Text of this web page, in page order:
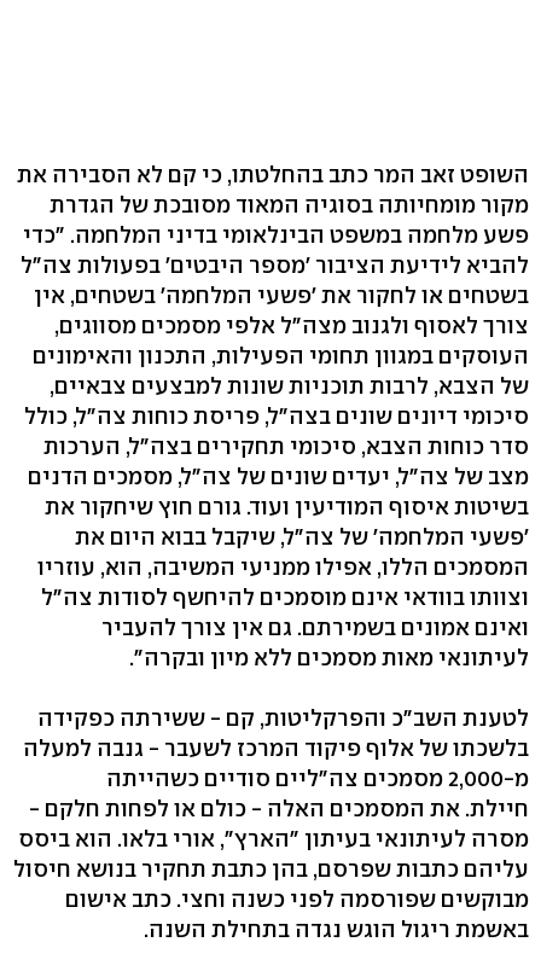
השופט זאב המר כתב בהחלטתו, כי קם לא הסבירה את
מקור מומחיותה בסוגיה המאוד מסובכת של הגדרת
פשע מלחמה במשפט הבינלאומי בדיני המלחמה. "כדי
להביא לידיעת הציבור 'מספר היבטים' בפעולות צה"ל
בשטחים או לחקור את 'פשעי המלחמה' בשטחים, אין
צורך לאסוף ולגנוב מצה"ל אלפי מסמכים מסווגים,
העוסקים במגוון תחומי הפעילות, התכנון והאימונים
של הצבא, לרבות תוכניות שונות למבצעים צבאיים,
סיכומי דיונים שונים בצה"ל, פריסת כוחות צה"ל, כולל
סדר כוחות הצבא, סיכומי תחקירים בצה"ל, הערכות
מצב של צה"ל, יעדים שונים של צה"ל, מסמכים הדנים
בשיטות איסוף המודיעין ועוד. גורם חוץ שיחקור את
'פשעי המלחמה' של צה"ל, שיקבל בבוא היום את
המסמכים הללו, אפילו ממניעי המשיבה, הוא, עוזריו
וצוותו בוודאי אינם מוסמכים להיחשף לסודות צה"ל
ואינם אמונים בשמירתם. גם אין צורך להעביר
לעיתונאי מאות מסמכים ללא מיון ובקרה".
לטענת השב"כ והפרקליטות, קם - ששירתה כפקידה
בלשכתו של אלוף פיקוד המרכז לשעבר - גנבה למעלה
מ-2,000 מסמכים צה"ליים סודיים כשהייתה
חיילת. את המסמכים האלה - כולם או לפחות חלקם -
מסרה לעיתונאי בעיתון "הארץ", אורי בלאו. הוא ביסס
עליהם כתבות שפרסם, בהן כתבת תחקיר בנושא חיסול
מבוקשים שפורסמה לפני כשנה וחצי. כתב אישום
באשמת ריגול הוגש נגדה בתחילת השנה.